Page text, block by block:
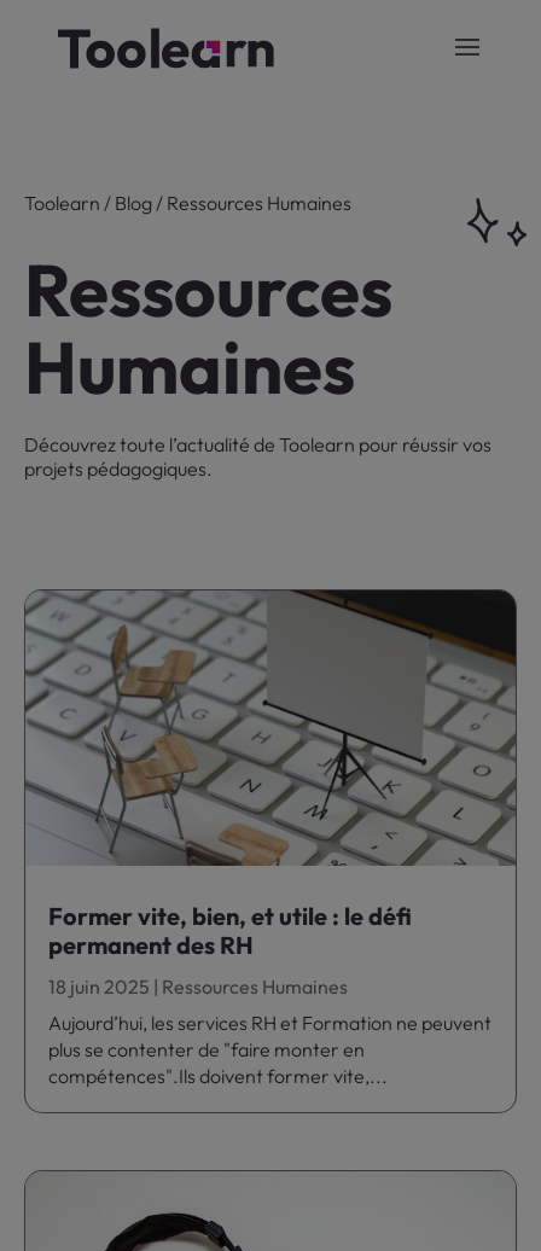
Toolearn / Blog / Ressources Humaines
Ressources
Humaines
Découvrez toute l’actualité de Toolearn pour réussir vos
projets pédagogiques.
Former vite, bien, et utile : le défi
permanent des RH
18 juin 2025 | Ressources Humaines
Aujourd’hui, les services RH et Formation ne peuvent
plus se contenter de "faire monter en
compétences".Ils doivent former vite,...